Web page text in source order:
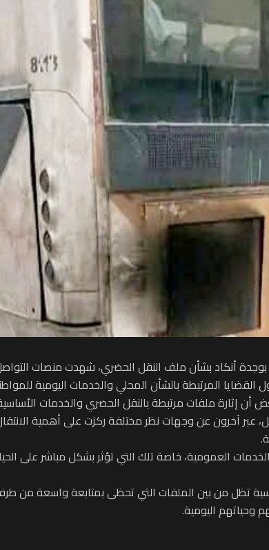
بوجدة أنكاد بشأن ملف النقل الحضري، شهدت منصات
المرتبطة بالشأن المحلي والخدمات اليومية
أن إثارة ملفات مرتبطة بالنقل الحضري والخدمات
عبر آخرون عن وجهات نظر مختلفة ركزت على أهمية
العمومية، خاصة تلك التي تؤثر بشكل مباشر على
تظل من بين الملفات التي تحظى بمتابعة واسعة من
وحياتهم اليومية.